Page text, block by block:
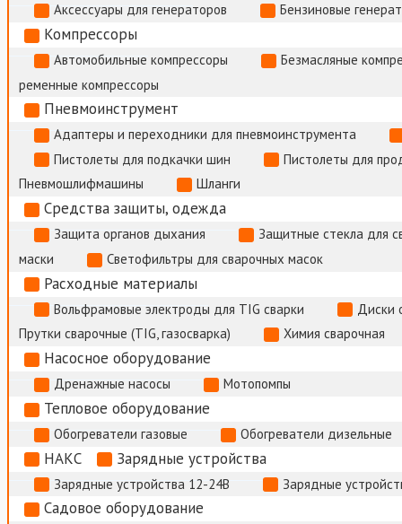
Аксессуары для генераторов Бензиновые
Компрессоры
Автомобильные компрессоры
Безмасляные
ременные компрессоры
Пневмоинструмент
Адаптеры и переходники для пневмоинструмента
Пистолеты для подкачки шин
Пистолеты для
Пневмошлифмашины
Шланги
Средства защиты, одежда
Защита органов дыхания
Защитные стекла для
маски
Светофильтры для сварочных масок
Расходные материалы
Вольфрамовые электроды для TIG сварки
Диски
Прутки сварочные (TIG, газосварка)
Химия сварочная
Насосное оборудование
Дренажные насосы Мотопомпы
Тепловое оборудование
Обогреватели газовые Обогреватели дизельные
НАКС Зарядные устройства
Зарядные устройства 12-24В Зарядные
Садовое оборудование